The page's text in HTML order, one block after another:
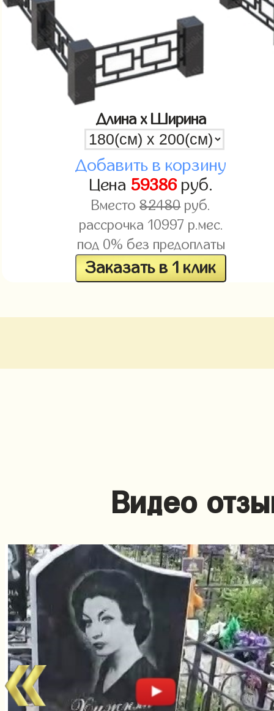
Длина x Ширина
Добавить в корзину
Цена 59386руб.
Вместо82480руб.
рассрочка 10997 р.мес.
под 0% без предоплаты
Заказать в 1 клик
Видео